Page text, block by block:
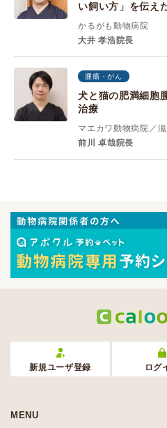
い飼い方」を伝え
かるがも動物病院
大井 孝浩院長
腫瘍・がん
犬と猫の肥満細胞
治療
マエカワ動物病院／
前川 卓哉院長
新規ユーザ登録 ログ
MENU